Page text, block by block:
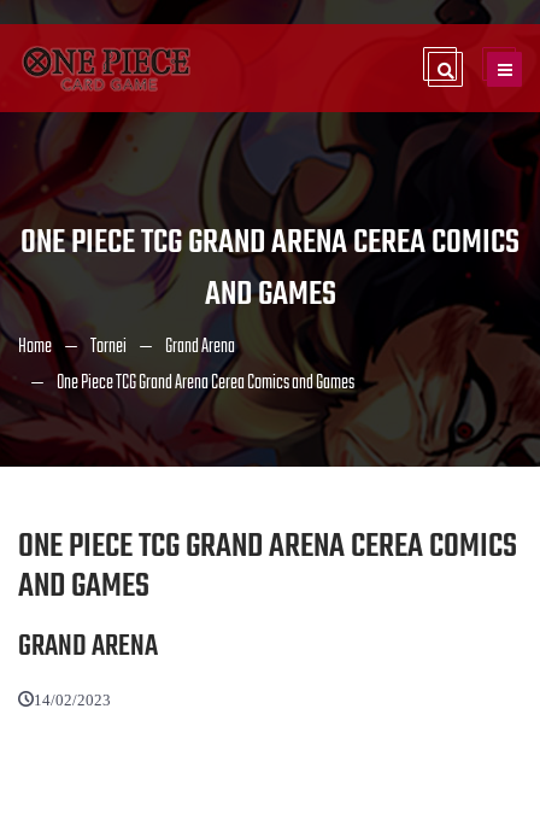
ONE PIECE TCG GRAND ARENA CEREA COMICS
AND GAMES
Home Tornei
Grand Arena
One Piece TCG Grand Arena Cerea Comics and Games
ONE PIECE TCG GRAND ARENA CEREA COMICS
AND GAMES
GRAND ARENA
14/02/2023